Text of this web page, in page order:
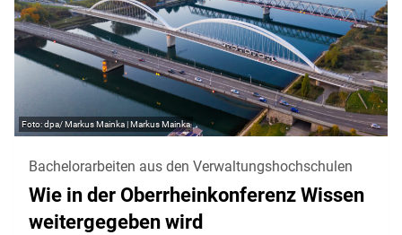
dpa/ Markus Mainka | Markus Mainka
Bachelorarbeiten aus den Verwaltungshochschulen
Wie in der Oberrheinkonferenz Wissen
weitergegeben wird